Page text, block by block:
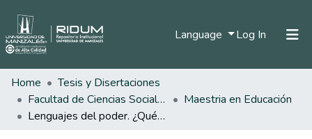
Language Log In (current)
Home
Tesis y Disertaciones
Facultad de Ciencias Sociales y Humanas
Maestria en Educación
Lenguajes del poder. ¿Qué tipo de sujeto se está formando para la sociedad desde el aula de clase?